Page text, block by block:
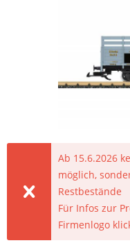
Ab 15.6.2026
möglich,
Restbestände
Für Infos zur
Firmenlogo